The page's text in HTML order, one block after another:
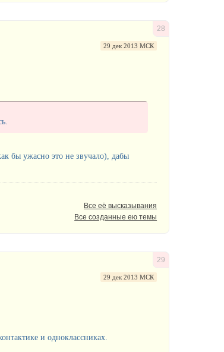
28
29 дек 2013 МСК
бы ужасно это не звучало), дабы
Все её высказывания
Все созданные ею темы
29
29 дек 2013 МСК
и одноклассниках.